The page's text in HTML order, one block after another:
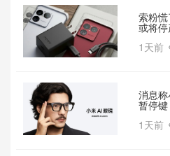
索粉
或将
1天前
消息
暂停
1天前